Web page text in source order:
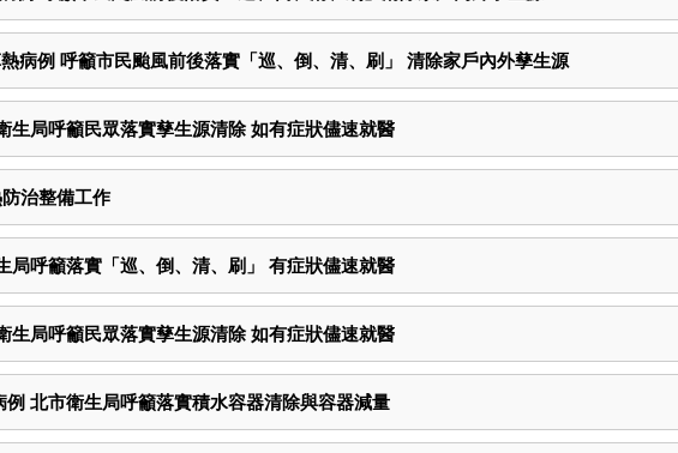
病例 呼籲市民颱風前後落實「巡、倒、清、刷」 清除家戶內外孳生源
生局呼籲民眾落實孳生源清除 如有症狀儘速就醫
治整備工作
局呼籲落實「巡、倒、清、刷」 有症狀儘速就醫
生局呼籲民眾落實孳生源清除 如有症狀儘速就醫
例 北市衛生局呼籲落實積水容器清除與容器減量